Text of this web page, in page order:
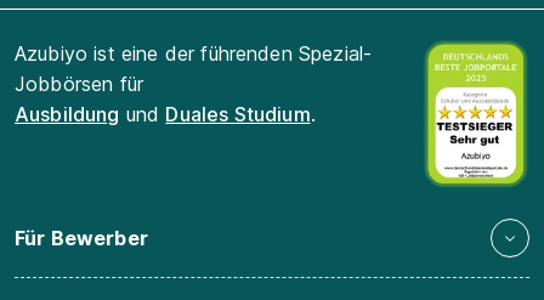
Azubiyo ist eine der führenden Spezial-
Jobbörsen für
Ausbildung und Duales Studium.
Für Bewerber